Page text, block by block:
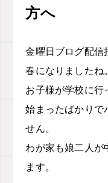
方へ
金曜日ブログ配信
春になりましたね。
お子様が学校に行
始まったばかりで
せん。
わが家も娘二人が
ます。